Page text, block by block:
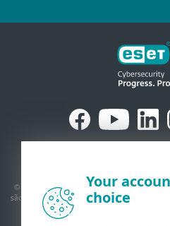
© 1992–2026 ESET, spol. s r.o. – Todos os
são marcas registradas da ESET, spol. s r.o. ou
nomes e marcas são marcas
Your
choice